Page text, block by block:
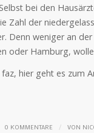
bei den
Zahl der
Denn weniger an
oder Hamburg,
hier geht es zum
0 KOMMENTARE / VON